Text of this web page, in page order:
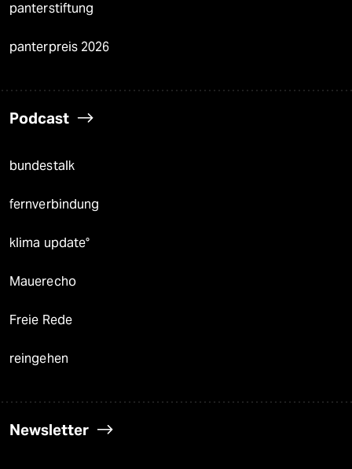
panterstiftung
panterpreis 2026
Podcast
bundestalk
fernverbindung
klima update°
Mauerecho
Freie Rede
reingehen
Newsletter